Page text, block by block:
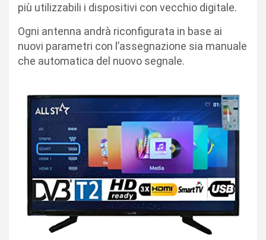
più utilizzabili i dispositivi con vecchio digitale.
Ogni antenna andrà riconfigurata in base ai
nuovi parametri con l’assegnazione sia manuale
che automatica del nuovo segnale.